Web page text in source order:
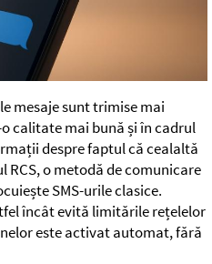
mesaje sunt trimise mai
calitate mai bună și în cadrul
despre faptul că cealaltă
RCS, o metodă de comunicare
SMS-urile clasice.
încât evită limitările rețelelor
este activat automat, fără